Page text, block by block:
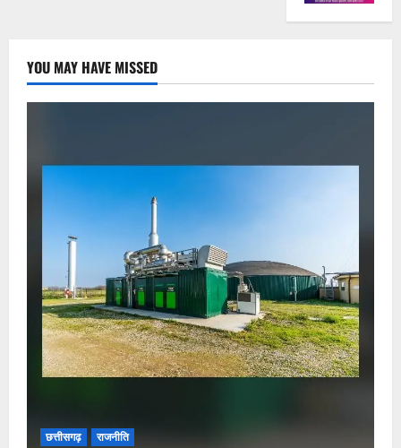
YOU MAY HAVE MISSED
छत्तीसगढ़ राजनीति